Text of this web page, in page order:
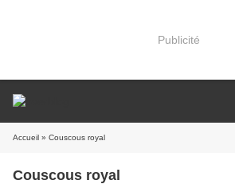
Publicité
Accueil » Couscous royal
Couscous royal